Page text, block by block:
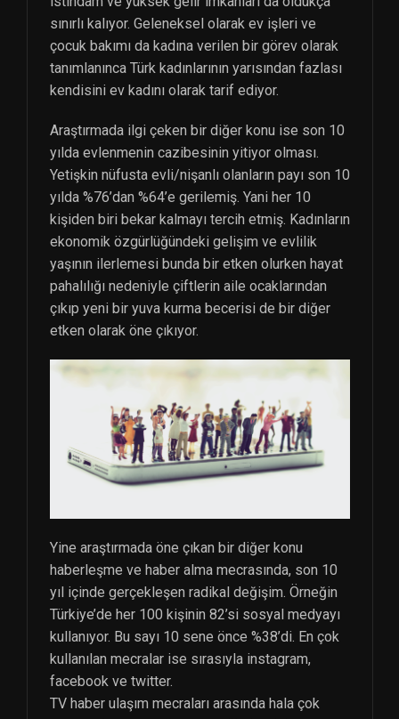
sınırlı kalıyor. Geleneksel olarak ev işleri ve
çocuk bakımı da kadına verilen bir görev olarak
tanımlanınca Türk kadınlarının yarısından fazlası
kendisini ev kadını olarak tarif ediyor.
Araştırmada ilgi çeken bir diğer konu ise son 10
yılda evlenmenin cazibesinin yitiyor olması.
Yetişkin nüfusta evli/nişanlı olanların payı son 10
yılda %76’dan %64’e gerilemiş. Yani her 10
kişiden biri bekar kalmayı tercih etmiş. Kadınların
ekonomik özgürlüğündeki gelişim ve evlilik
yaşının ilerlemesi bunda bir etken olurken hayat
pahalılığı nedeniyle çiftlerin aile ocaklarından
çıkıp yeni bir yuva kurma becerisi de bir diğer
etken olarak öne çıkıyor.
Yine araştırmada öne çıkan bir diğer konu
haberleşme ve haber alma mecrasında, son 10
yıl içinde gerçekleşen radikal değişim. Örneğin
Türkiye’de her 100 kişinin 82’si sosyal medyayı
kullanıyor. Bu sayı 10 sene önce %38’di. En çok
kullanılan mecralar ise sırasıyla instagram,
facebook ve twitter.
TV haber ulaşım mecraları arasında hala çok